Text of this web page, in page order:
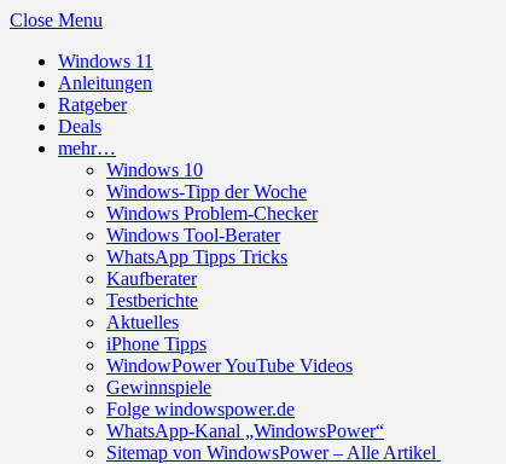
Close Menu
Windows 11
Anleitungen
Ratgeber
Deals
mehr…
Windows 10
Windows-Tipp der Woche
Windows Problem-Checker
Windows Tool-Berater
WhatsApp Tipps Tricks
Kaufberater
Testberichte
Aktuelles
iPhone Tipps
WindowPower YouTube Videos
Gewinnspiele
Folge windowspower.de
WhatsApp-Kanal „WindowsPower“
Sitemap von WindowsPower – Alle Artikel